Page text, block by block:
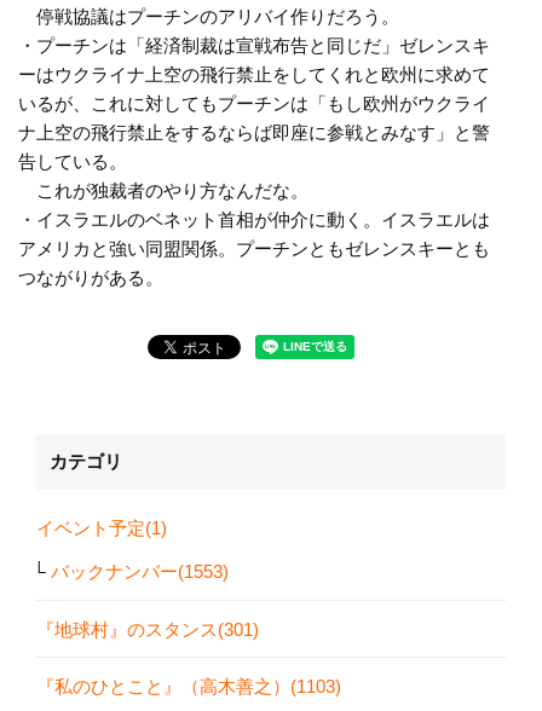
停戦協議はプーチンのアリバイ作りだろう。
・プーチンは「経済制裁は宣戦布告と同じだ」ゼレンスキ
ーはウクライナ上空の飛行禁止をしてくれと欧州に求めて
いるが、これに対してもプーチンは「もし欧州がウクライ
ナ上空の飛行禁止をするならば即座に参戦とみなす」と警
告している。
これが独裁者のやり方なんだな。
・イスラエルのベネット首相が仲介に動く。イスラエルは
アメリカと強い同盟関係。プーチンともゼレンスキーとも
つながりがある。
カテゴリ
イベント予定(1)
バックナンバー(1553)
『地球村』のスタンス(301)
『私のひとこと』（高木善之）(1103)